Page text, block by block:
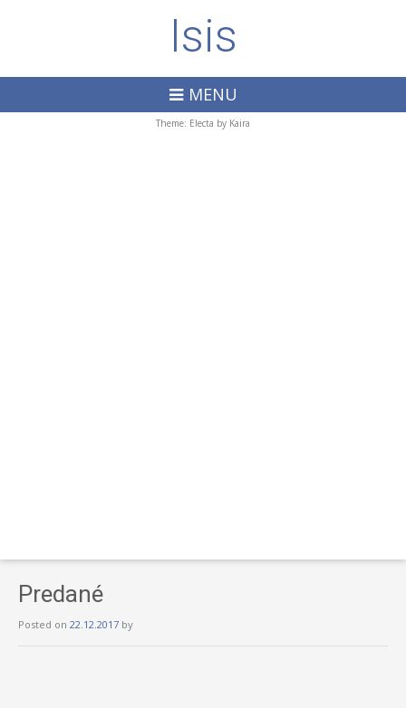
Isis
MENU
Theme: Electa by Kaira
Predané
Posted on 22.12.2017 by